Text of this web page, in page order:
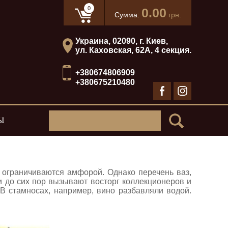
0
Сумма: 0.00 грн.
Украина, 02090, г. Киев,
ул. Каховская, 62А, 4 секция.
+380674806909
+380675210480
амфорой. Однако перечень ваз,
сих пор вызывают восторг коллекционеров и
например, вино разбавляли водой.